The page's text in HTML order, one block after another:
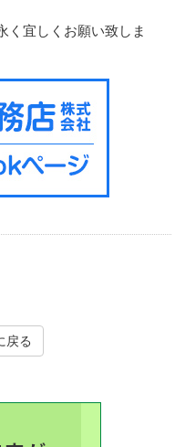
く宜しくお願い致しま
戻る